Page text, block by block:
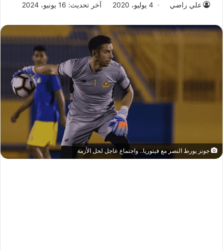
علي راضي 4 يوليو، 2020 آخر تحديث: 16 يونيو، 2024
جونز يورط النصر مع فيتوريا.. واجتماع عاجل لحل الأزمة